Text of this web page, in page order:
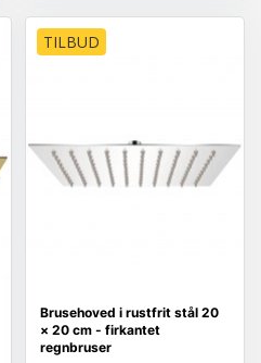
TILBUD
Brusehoved i rustfrit stål 20
× 20 cm - firkantet
regnbruser